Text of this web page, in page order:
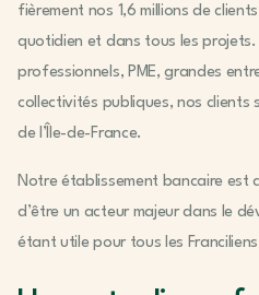
fièrement nos 1,6 millions de
quotidien et dans tous les projets.
professionnels, PME, grandes
collectivités publiques, nos clients
de l’Île-de-France.
Notre établissement bancaire est
d’être un acteur majeur dans le
étant utile pour tous les